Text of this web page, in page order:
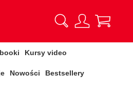
Kursy video
Nowości Bestsellery